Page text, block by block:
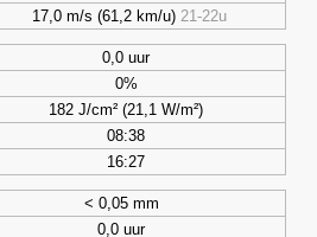
17,0 m/s (61,2 km/u) 21-22u
0,0 uur
0%
182 J/cm² (21,1 W/m²)
08:38
16:27
< 0,05 mm
0,0 uur